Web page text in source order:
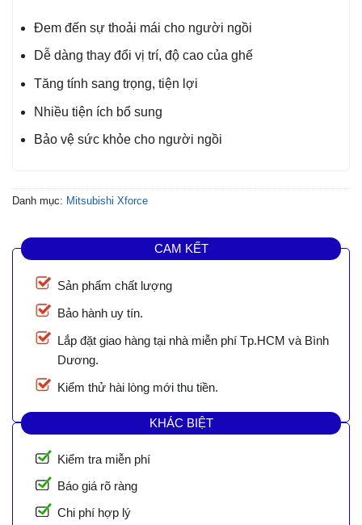
Đem đến sự thoải mái cho người ngồi
Dễ dàng thay đổi vị trí, độ cao của ghế
Tăng tính sang trọng, tiện lợi
Nhiều tiện ích bổ sung
Bảo vệ sức khỏe cho người ngồi
Danh mục: Mitsubishi Xforce
CAM KẾT
Sản phẩm chất lượng
Bảo hành uy tín.
Lắp đặt giao hàng tại nhà miễn phí Tp.HCM và Bình
Dương.
Kiểm thử hài lòng mới thu tiền.
KHÁC BIỆT
Kiểm tra miễn phí
Báo giá rõ ràng
Chi phí hợp lý